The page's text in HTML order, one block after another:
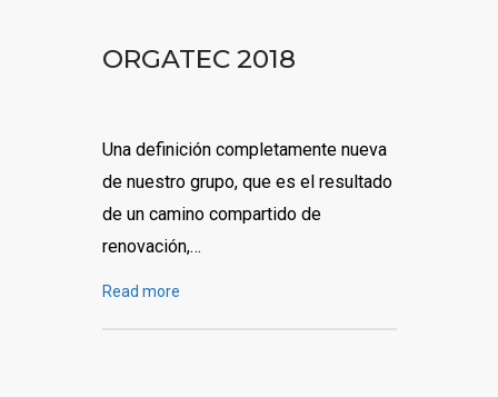
ORGATEC 2018
Una definición completamente nueva
de nuestro grupo, que es el resultado
de un camino compartido de
renovación,…
Read more